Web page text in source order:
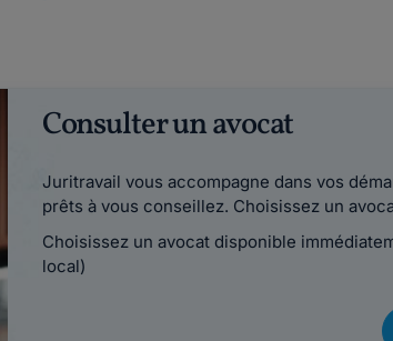
Consulter un avocat
Juritravail vous accompagne dans vos
prêts à vous conseillez. Choisissez un
Choisissez un avocat disponible
local)